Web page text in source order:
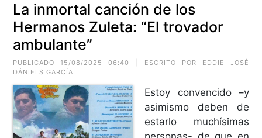
La inmortal canción de los
Hermanos Zuleta: “El trovador
ambulante”
PUBLICADO 15/08/2025 06:40 | ESCRITO POR EDDIE JOSÉ
DÁNIELS GARCÍA
Estoy convencido –y
asimismo deben de
estarlo muchísimas